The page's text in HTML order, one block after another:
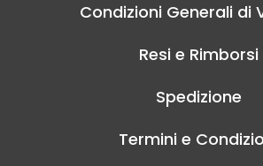
Condizioni Generali di
Resi e Rimborsi
Spedizione
Termini e